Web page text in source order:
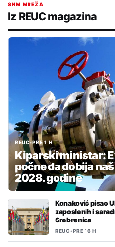
SNM MREŽA
Iz REUC magazina
REUC•PRE 1 H
Kiparski ministar:
počne da dobija
2028. godine
Konaković pisao
zaposlenih i
Srebrenica
REUC•PRE 16 H